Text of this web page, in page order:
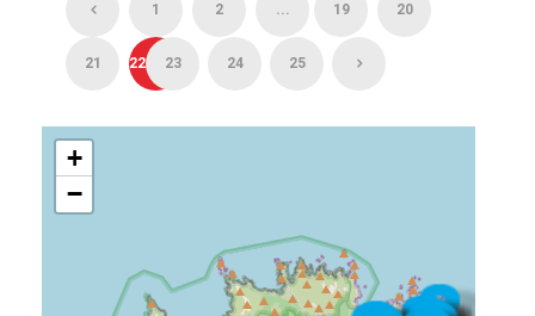
1 2 ... 19 20
21 22 23 24 25
+
−